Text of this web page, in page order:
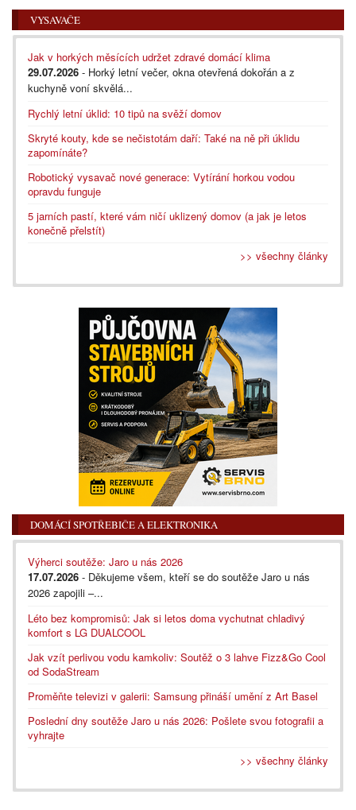
VYSAVAČE
Jak v horkých měsících udržet zdravé domácí klima
29.07.2026 - Horký letní večer, okna otevřená dokořán a z
kuchyně voní skvělá...
Rychlý letní úklid: 10 tipů na svěží domov
Skryté kouty, kde se nečistotám daří: Také na ně při úklidu
zapomínáte?
Robotický vysavač nové generace: Vytírání horkou vodou
opravdu funguje
5 jarních pastí, které vám ničí uklizený domov (a jak je letos
konečně přelstít)
>> všechny články
DOMÁCÍ SPOTŘEBIČE A ELEKTRONIKA
Výherci soutěže: Jaro u nás 2026
17.07.2026 - Děkujeme všem, kteří se do soutěže Jaro u nás
2026 zapojili –...
Léto bez kompromisů: Jak si letos doma vychutnat chladivý
komfort s LG DUALCOOL
Jak vzít perlivou vodu kamkoliv: Soutěž o 3 lahve Fizz&Go Cool
od SodaStream
Proměňte televizi v galerii: Samsung přináší umění z Art Basel
Poslední dny soutěže Jaro u nás 2026: Pošlete svou fotografii a
vyhrajte
>> všechny články